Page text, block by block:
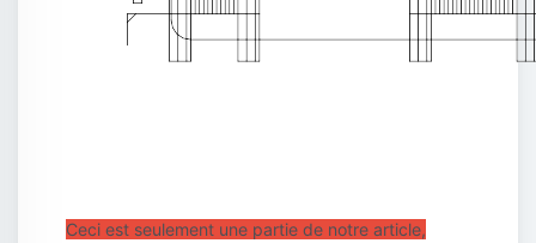
Ceci est seulement une partie de notre article,